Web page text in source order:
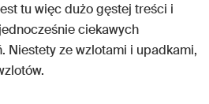
tu więc dużo gęstej treści i
ciekawych
Niestety ze wzlotami i upadkami,